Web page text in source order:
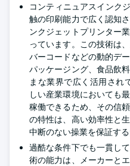
コンティニュアスインク
触の印刷能力で広く認知
ンクジェットプリンター
っています。この技術は
バーコードなどの動的デ
パッケージング、食品飲
まな業界で広く活用され
しい産業環境においても
稼働できるため、その信
の特性は、高い効率性と
中断のない操業を保証す
過酷な条件下でも一貫し
術の能力は、メーカーと